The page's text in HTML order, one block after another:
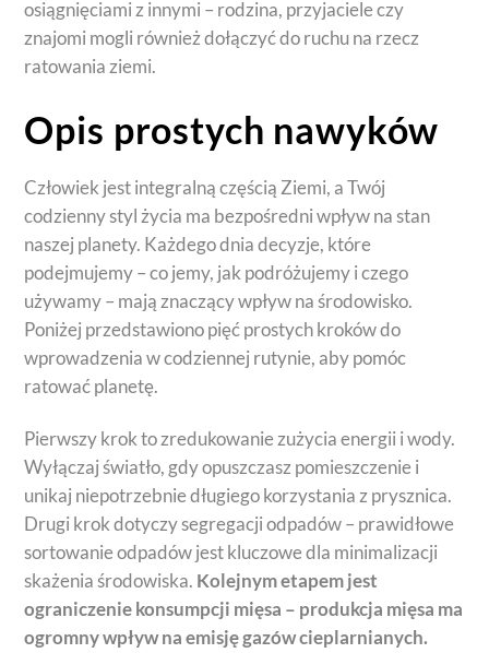
osiągnięciami z innymi – rodzina, przyjaciele czy
znajomi mogli również dołączyć do ruchu na rzecz
ratowania ziemi.
Opis prostych nawyków
Człowiek jest integralną częścią Ziemi, a Twój
codzienny styl życia ma bezpośredni wpływ na stan
naszej planety. Każdego dnia decyzje, które
podejmujemy – co jemy, jak podróżujemy i czego
używamy – mają znaczący wpływ na środowisko.
Poniżej przedstawiono pięć prostych kroków do
wprowadzenia w codziennej rutynie, aby pomóc
ratować planetę.
Pierwszy krok to zredukowanie zużycia energii i wody.
Wyłączaj światło, gdy opuszczasz pomieszczenie i
unikaj niepotrzebnie długiego korzystania z prysznica.
Drugi krok dotyczy segregacji odpadów – prawidłowe
sortowanie odpadów jest kluczowe dla minimalizacji
skażenia środowiska. Kolejnym etapem jest
ograniczenie konsumpcji mięsa – produkcja mięsa ma
ogromny wpływ na emisję gazów cieplarnianych.